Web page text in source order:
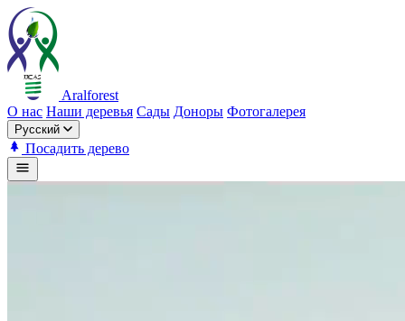
Aralforest
О нас Наши деревья Сады Доноры Фотогалерея
Русский
Посадить дерево